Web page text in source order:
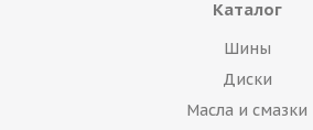
Каталог
Шины
Диски
Масла и смазки